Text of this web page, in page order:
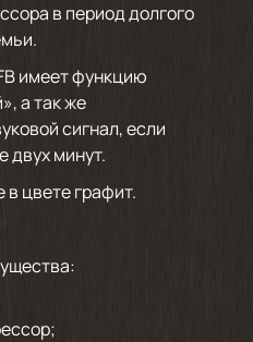
в период долгого
имеет функцию
а так же
сигнал, если
двух минут.
цвете графит.